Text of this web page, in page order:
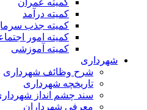
کمیته عمران
کمیته درآمد
کمیته جذب سرمایه
کمیته امور
کمیته آموزشی
شهرداری
شرح وظائف شهرداری
تاریخچه شهرداری
سند چشم انداز شهرداری
معرفی شهرداران